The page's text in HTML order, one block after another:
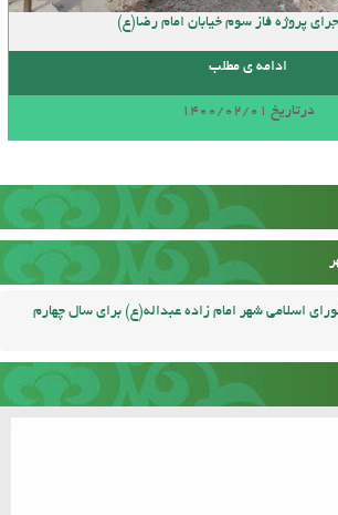
پروژه فاز سوم خیابان امام رضا(ع)
ادامه ی مطلب
درتاریخ 1400/02/01
اسلامی شهر امام زاده عبداله(ع) برای سال چهارم